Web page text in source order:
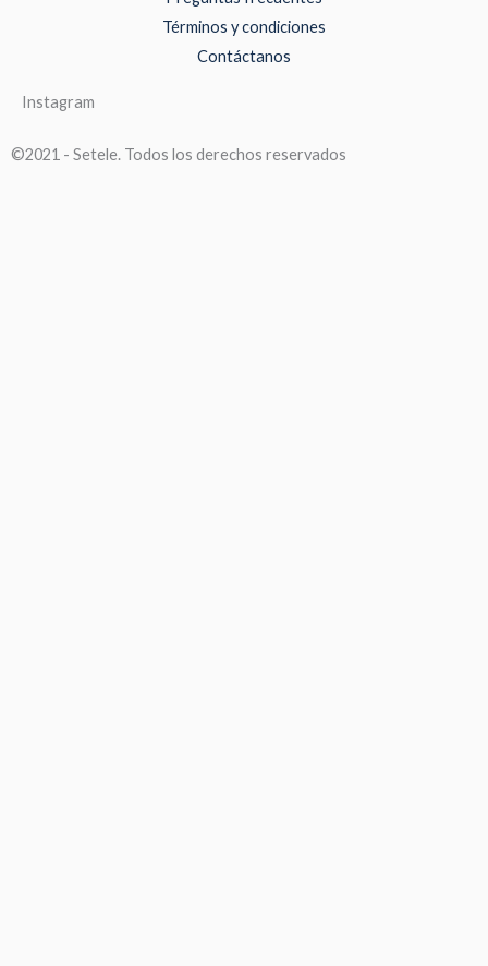
Términos y condiciones
Contáctanos
Instagram
©2021 - Setele. Todos los derechos reservados